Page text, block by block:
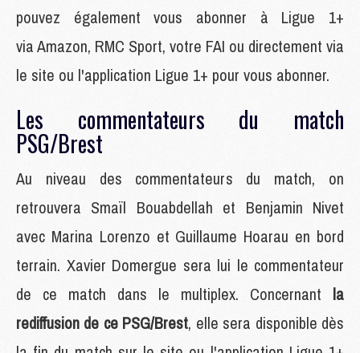
pouvez également vous abonner à Ligue 1+
via Amazon, RMC Sport, votre FAI ou directement via
le site ou l'application Ligue 1+ pour vous abonner.
Les commentateurs du match
PSG/Brest
Au niveau des commentateurs du match, on
retrouvera Smaïl Bouabdellah et Benjamin Nivet
avec Marina Lorenzo et Guillaume Hoarau en bord
terrain. Xavier Domergue sera lui le commentateur
de ce match dans le multiplex. Concernant la
rediffusion de ce PSG/Brest, elle sera disponible dès